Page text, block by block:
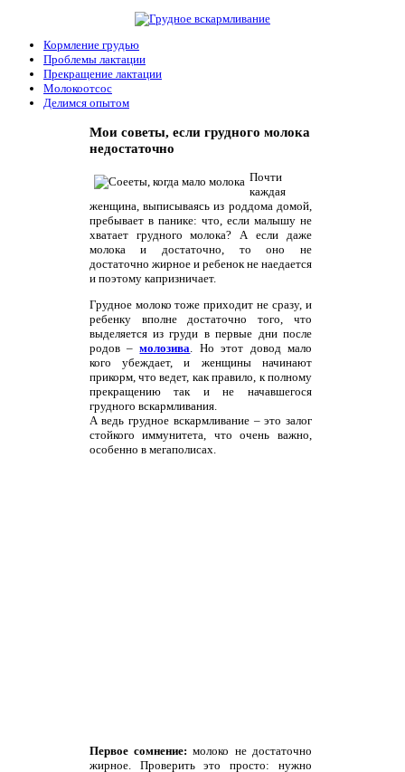
Кормление грудью
Проблемы лактации
Прекращение лактации
Молокоотсос
Делимся опытом
Мои советы, если грудного молока
недостаточно
Почти
каждая
женщина, выписываясь из роддома домой,
пребывает в панике: что, если малышу не
хватает грудного молока? А если даже
молока и достаточно, то оно не
достаточно жирное и ребенок не наедается
и поэтому капризничает.
Грудное молоко тоже приходит не сразу, и
ребенку вполне достаточно того, что
выделяется из груди в первые дни после
родов –молозива. Но этот довод мало
кого убеждает, и женщины начинают
прикорм, что ведет, как правило, к полному
прекращению так и не начавшегося
грудного вскармливания.
А ведь грудное вскармливание – это залог
стойкого иммунитета, что очень важно,
особенно в мегаполисах.
Первое сомнение: молоко не достаточно
жирное. Проверить это просто: нужно